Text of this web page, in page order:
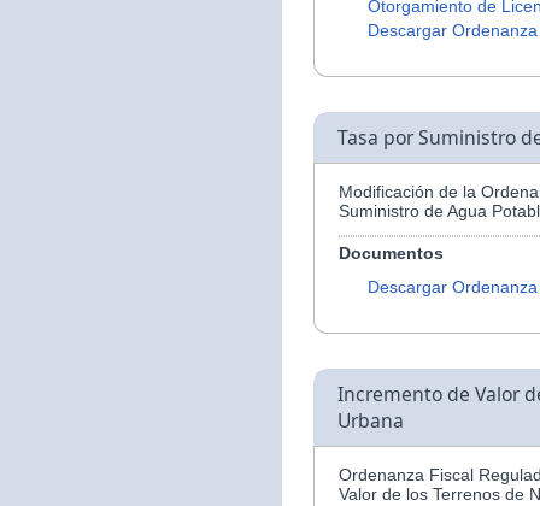
Otorgamiento de
Descargar Ordenanza
Tasa por Suministro
Modificación de la
Suministro de Agua
Documentos
Descargar Ordenanza
Incremento de Valor
Urbana
Ordenanza Fiscal
Valor de los Terrenos de